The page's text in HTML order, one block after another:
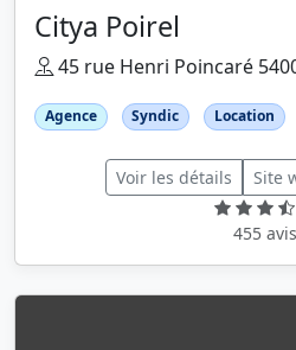
Citya Poirel
45 rue Henri Poincaré
Agence Syndic Location
Voir les détails Site
455 avis